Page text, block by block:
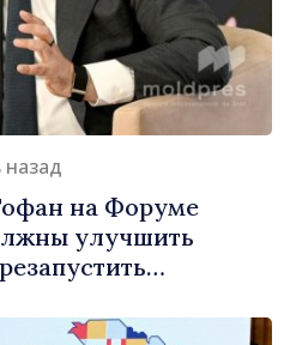
назад
на Форуме
улучшить